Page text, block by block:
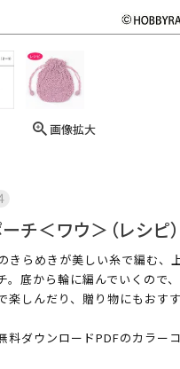
画像拡大
チ＜ワウ＞（レシピ）
きらめきが美しい糸で編む、
。底から輪に編んでいくので
しんだり、贈り物にもおすす
料ダウンロードPDFのカラー